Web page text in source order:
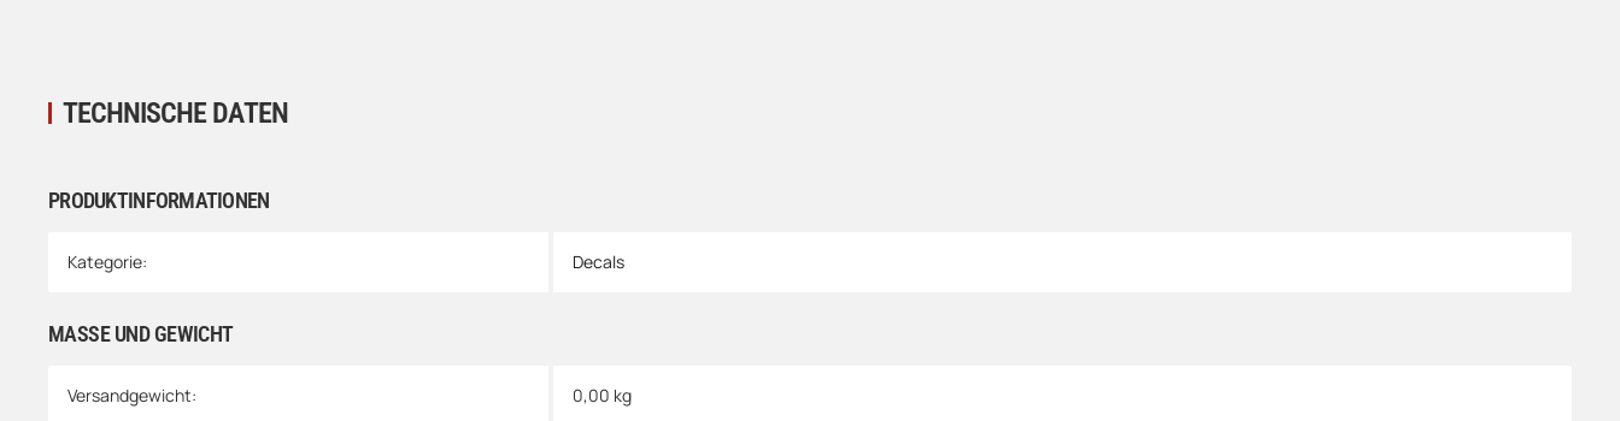
TECHNISCHE DATEN
PRODUKTINFORMATIONEN
Produkteigenschaft
Wert
Kategorie: Decals
MASSE UND GEWICHT
Versandgewicht: 0,00 kg